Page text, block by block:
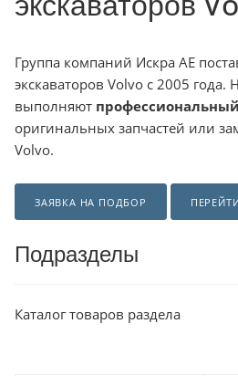
Группа компаний Искра АЕ
экскаваторов Volvo с 2005
выполняют профессиональный
оригинальных запчастей или
Volvo.
ЗАЯВКА НА ПОДБОР
Подразделы
Каталог товаров раздела